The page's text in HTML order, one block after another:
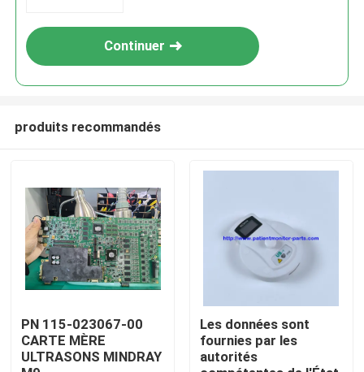
À la maison
Produits
Vidéos
Continuer
produits recommandés
PN 115-023067-00
CARTE MÈRE
ULTRASONS MINDRAY
Les données sont
fournies par les
autorités